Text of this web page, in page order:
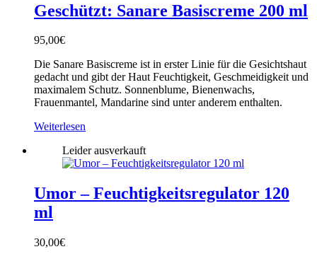
Geschützt: Sanare Basiscreme 200 ml
95,00€
Die Sanare Basiscreme ist in erster Linie für die Gesichtshaut
gedacht und gibt der Haut Feuchtigkeit, Geschmeidigkeit und
maximalem Schutz. Sonnenblume, Bienenwachs,
Frauenmantel, Mandarine sind unter anderem enthalten.
Weiterlesen
Leider ausverkauft
Umor – Feuchtigkeitsregulator 120
ml
30,00€